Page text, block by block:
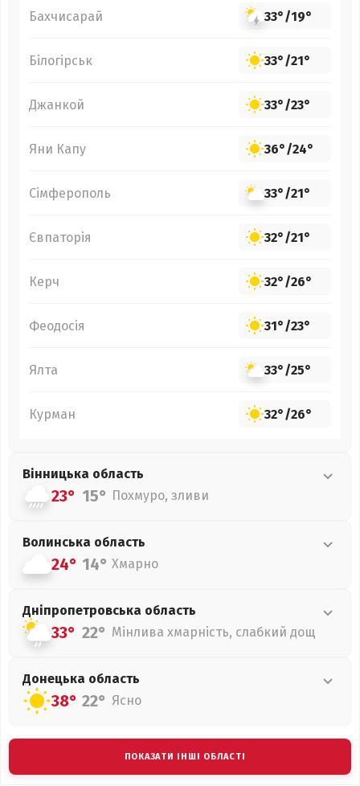
Бахчисарай 33°/19°
Білогірськ 33°/21°
Джанкой 33°/23°
Яни Капу 36°/24°
Сімферополь 33°/21°
Євпаторія 32°/21°
Керч 32°/26°
Феодосія 31°/23°
Ялта 33°/25°
Курман 32°/26°
Вінницька область
23° 15° Похмуро, зливи
Волинська область
24° 14° Хмарно
Дніпропетровська область
33° 22° Мінлива хмарність, слабкий дощ
Донецька область
38° 22° Ясно
ПОКАЗАТИ ІНШІ ОБЛАСТІ